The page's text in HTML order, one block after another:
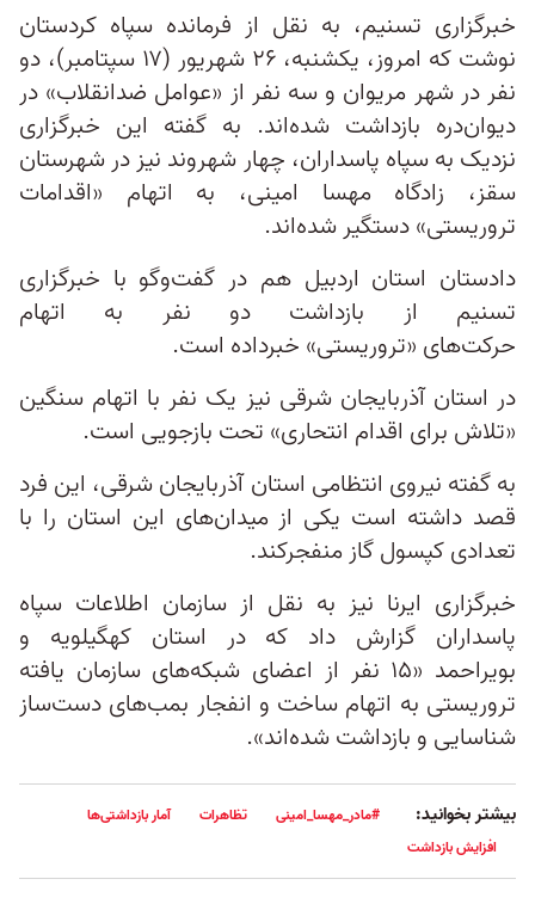
خبرگزاری تسنیم، به نقل از فرمانده سپاه کردستان
نوشت که امروز، یکشنبه، ۲۶ شهریور (۱۷ سپتامبر)، دو
نفر در شهر مریوان و سه نفر از «عوامل ضدانقلاب» در
دیوان‌دره بازداشت شده‌اند. به گفته این خبرگزاری
نزدیک به سپاه‌ پاسداران، چهار شهروند نیز در شهرستان
سقز، زادگاه مهسا امینی، به اتهام «اقدامات
تروریستی» دستگیر شده‌اند.
دادستان استان‌ اردبیل هم در گفت‌وگو با خبرگزاری
تسنیم از بازداشت دو نفر به اتهام‌
حرکت‌های «تروریستی» خبرداده است.
در استان آذربایجان شرقی نیز یک نفر با اتهام سنگین
«تلاش برای اقدام انتحاری» تحت بازجویی است.
به گفته نیروی انتظامی استان آذربایجان شرقی، این فرد
قصد داشته است یکی از میدان‌های این استان را با
تعدادی کپسول گاز منفجرکند.
خبرگزاری ایرنا نیز به نقل از سازمان اطلاعات سپاه
پاسداران گزارش داد که در استان کهگیلویه و
بویراحمد «۱۵ نفر از اعضای شبکه‌های سازمان یافته
تروریستی به اتهام ساخت و انفجار بمب‌های دست‌ساز
شناسایی و بازداشت شده‌اند».
بیشتر بخوانید: #مادر_مهسا_امینی تظاهرات
آمار بازداشتی‌ها
افزایش بازداشت